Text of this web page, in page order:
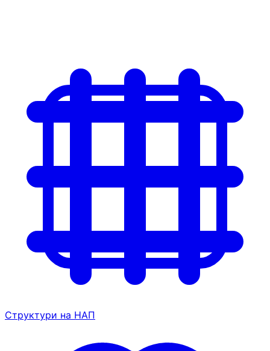
Структури на НАП